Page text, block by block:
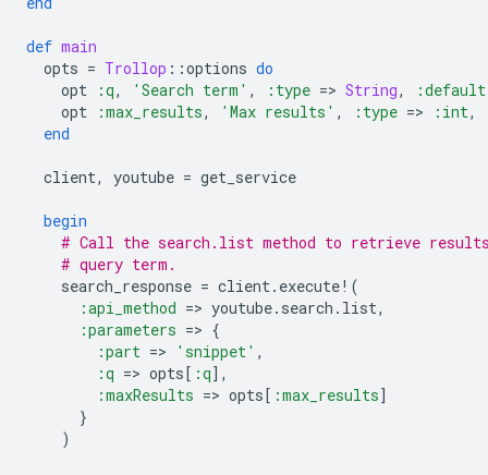
def main
opts = Trollop ::options do
opt
:q, 'Search term' , :type => String,
:default
opt
:max_results, 'Max results' , :type => :int,
end
client, youtube = get_service
begin
# Call the search.list method to retrieve
# query term.
search_response = client. execute! (
:api_method => youtube. search . list,
:parameters => {
:part => 'snippet' ,
:q => opts[ :q] ,
:maxResults => opts[ :max_results]
}
)